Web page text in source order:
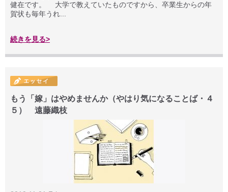
健在です。 大学で教えていたものですから、卒業生からの年
賀状も毎年うれ...
続きを見る>
もう「嫁」はやめませんか（やはり気になることば・４
５） 遠藤織枝